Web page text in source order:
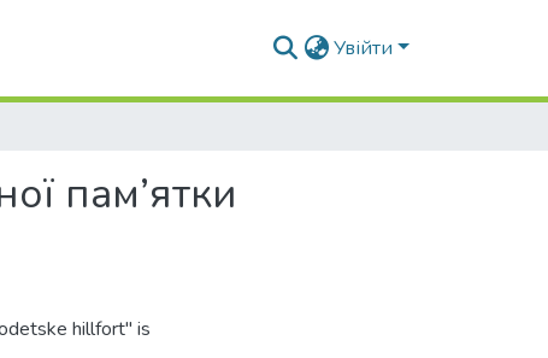
Увійти
пам’ятки
hillfort" is